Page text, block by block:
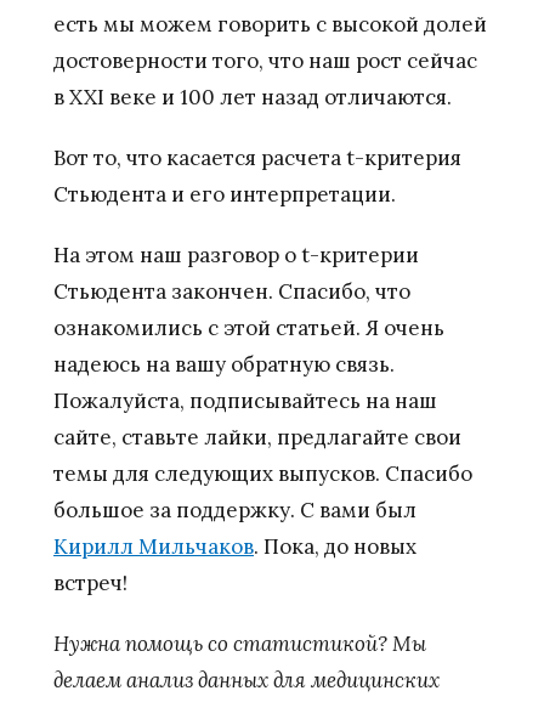
есть мы можем говорить с высокой долей
достоверности того, что наш рост сейчас
в XXI веке и 100 лет назад отличаются.
Вот то, что касается расчета t-критерия
Стьюдента и его интерпретации.
На этом наш разговор о t-критерии
Стьюдента закончен. Спасибо, что
ознакомились с этой статьей. Я очень
надеюсь на вашу обратную связь.
Пожалуйста, подписывайтесь на наш
сайте, ставьте лайки, предлагайте свои
темы для следующих выпусков. Спасибо
большое за поддержку. С вами был
Кирилл Мильчаков. Пока, до новых
встреч!
Нужна помощь со статистикой? Мы
делаем анализ данных для медицинских